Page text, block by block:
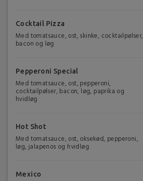
Cocktail Pizza
Med tomatsauce, ost, skinke, cocktailpølser,
bacon og løg
Pepperoni Special
Med tomatsauce, ost, pepperoni,
cocktailpølser, bacon, løg, paprika og
hvidløg
Hot Shot
Med tomatsauce, ost, oksekød, pepperoni,
løg, jalapenos og hvidløg
Mexico